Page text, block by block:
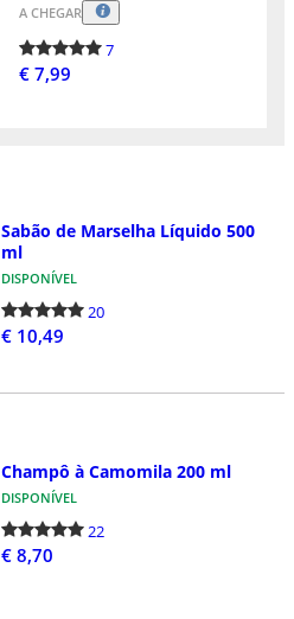
A CHEGAR
7
€ 7,99
Sabão de Marselha Líquido 500
ml
DISPONÍVEL
20
€ 10,49
Champô à Camomila 200 ml
DISPONÍVEL
22
€ 8,70